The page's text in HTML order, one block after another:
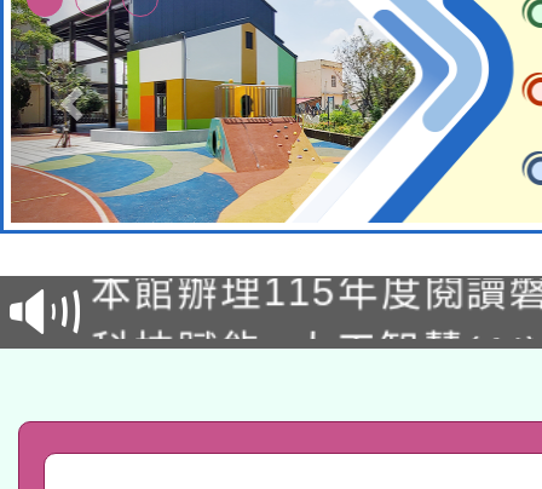
適應運動共學行動站研
本館辦理115年度閱讀
暨閱讀推動專業研習
科技賦能─人工智慧
「數位內容與教學軟體